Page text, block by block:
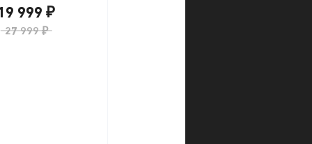
999 ₽
27 999 ₽